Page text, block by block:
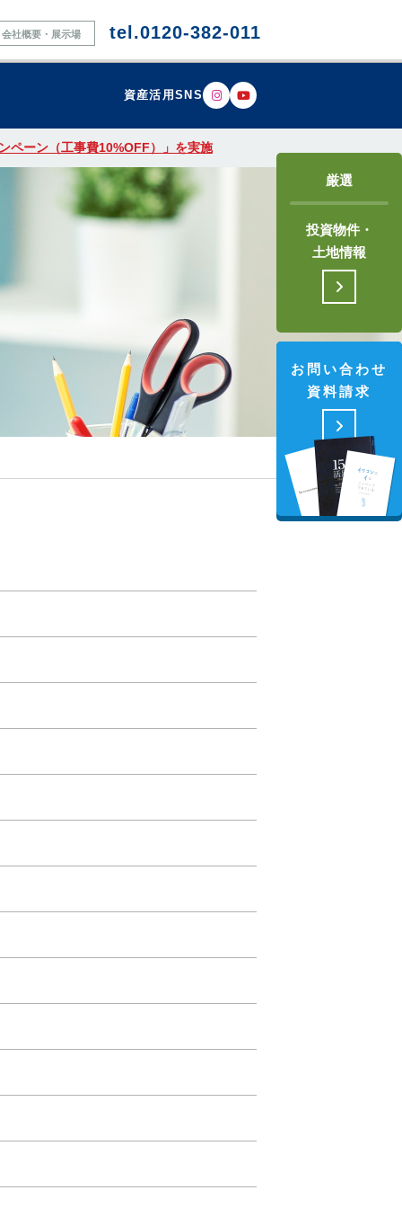
会社概要・展示場 tel.0120-382-011
資産活用SNS
ペーン（工事費10%OFF）」を実施
厳選
投資物件・
土地情報
お問い合わせ
資料請求